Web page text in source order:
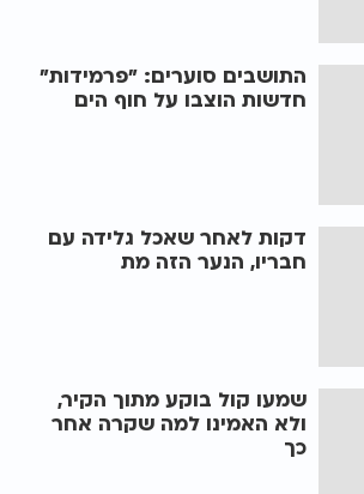
התושבים סוערים: "פרמידות"
חדשות הוצבו על חוף הים
דקות לאחר שאכל גלידה עם
חבריו, הנער הזה מת
שמעו קול בוקע מתוך הקיר,
ולא האמינו למה שקרה אחר
כך